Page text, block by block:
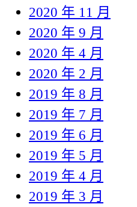
2020 年 11 月
2020 年 9 月
2020 年 4 月
2020 年 2 月
2019 年 8 月
2019 年 7 月
2019 年 6 月
2019 年 5 月
2019 年 4 月
2019 年 3 月